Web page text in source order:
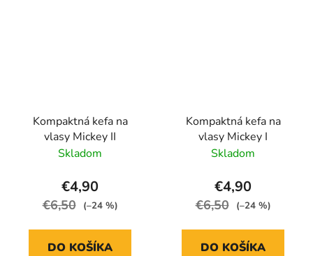
Kompaktná kefa na
vlasy Mickey II
Skladom
€4,90
€6,50 (–24 %)
DO KOŠÍKA
Kompaktná kefa na
vlasy Mickey I
Skladom
€4,90
€6,50 (–24 %)
DO KOŠÍKA